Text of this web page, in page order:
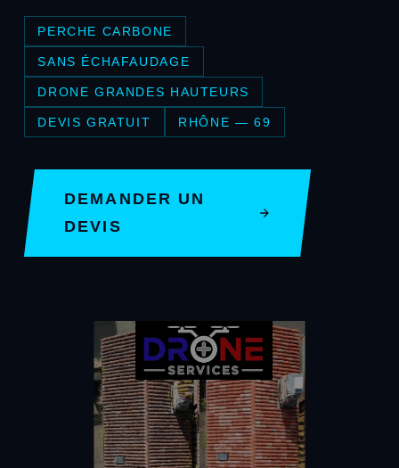
PERCHE CARBONE
SANS ÉCHAFAUDAGE
DRONE GRANDES HAUTEURS
DEVIS GRATUIT RHÔNE — 69
DEMANDER UN
DEVIS